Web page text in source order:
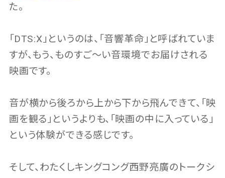
た。
「DTS:X」というのは、「音響革命」と呼ばれていま
すが、もう、ものすご〜い音環境でお届けされる
映画です。
音が横から後ろから上から下から飛んできて、「映
画を観る」というよりも、「映画の中に入っている」
という体験ができる感じです。
そして、わたくしキングコング西野亮廣のトークシ